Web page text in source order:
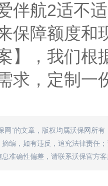
伴航2适不
保障额度和
】，我们
求，定制一
网”的文章，版权均属沃保网所
编，如有违反，追究法律责任
准确性偏差，请联系沃保官方